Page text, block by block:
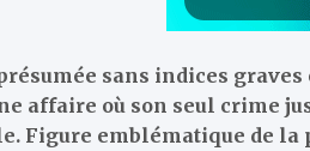
sans indices
affaire où son seul crime
Figure emblématique de la